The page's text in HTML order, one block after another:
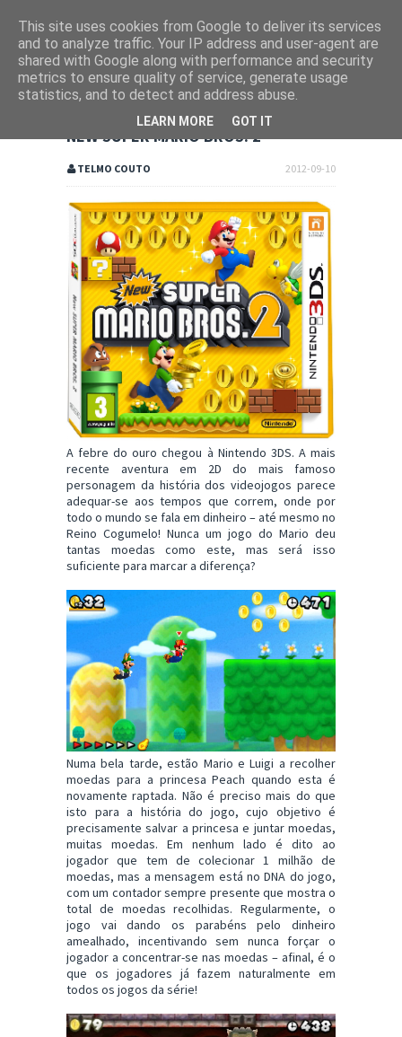
NEW SUPER MARIO BROS. 2
2012-09-10
TELMO COUTO
A febre do ouro chegou à Nintendo 3DS. A mais
recente aventura em 2D do mais famoso
personagem da história dos videojogos parece
adequar-se aos tempos que correm, onde por
todo o mundo se fala em dinheiro – até mesmo no
Reino Cogumelo! Nunca um jogo do Mario deu
tantas moedas como este, mas será isso
suficiente para marcar a diferença?
Numa bela tarde, estão Mario e Luigi a recolher
moedas para a princesa Peach quando esta é
novamente raptada. Não é preciso mais do que
isto para a história do jogo, cujo objetivo é
precisamente salvar a princesa e juntar moedas,
muitas moedas. Em nenhum lado é dito ao
jogador que tem de colecionar 1 milhão de
moedas, mas a mensagem está no DNA do jogo,
com um contador sempre presente que mostra o
total de moedas recolhidas. Regularmente, o
jogo vai dando os parabéns pelo dinheiro
amealhado, incentivando sem nunca forçar o
jogador a concentrar-se nas moedas – afinal, é o
que os jogadores já fazem naturalmente em
todos os jogos da série!
This site uses cookies from Google to deliver its services
and to analyze traffic. Your IP address and user-agent are
shared with Google along with performance and security
metrics to ensure quality of service, generate usage
statistics, and to detect and address abuse.
LEARN MORE GOT IT